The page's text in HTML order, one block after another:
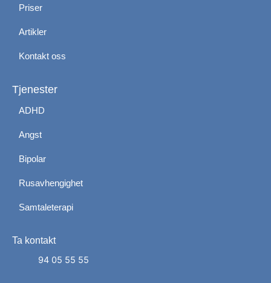
Priser
Artikler
Kontakt oss
Tjenester
ADHD
Angst
Bipolar
Rusavhengighet
Samtaleterapi
Ta kontakt
94 05 55 55
Administrer dit samtykke
For at give den bedst mulige oplevelse bruger vi